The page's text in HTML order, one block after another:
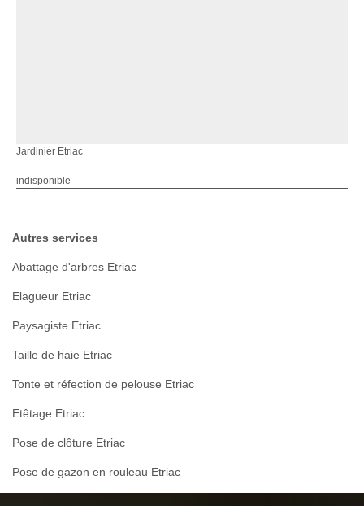
Jardinier Etriac
indisponible
Autres services
Abattage d'arbres Etriac
Elagueur Etriac
Paysagiste Etriac
Taille de haie Etriac
Tonte et réfection de pelouse Etriac
Etêtage Etriac
Pose de clôture Etriac
Pose de gazon en rouleau Etriac